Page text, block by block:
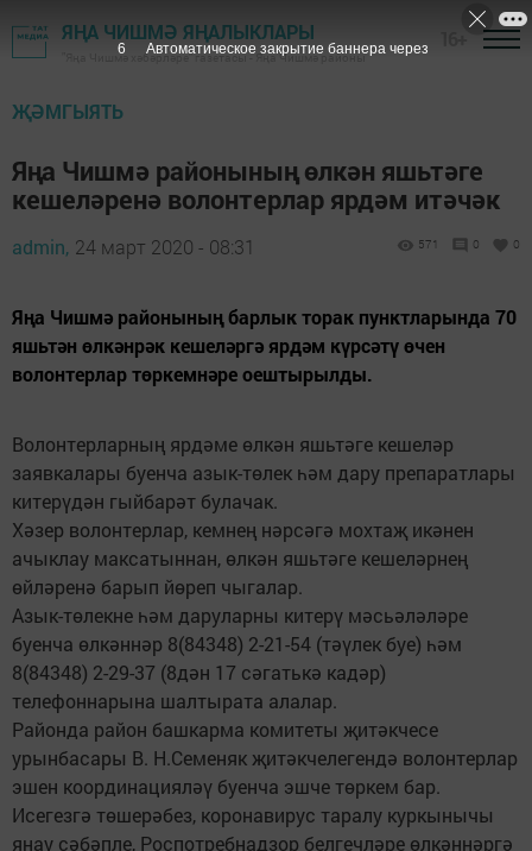
ЯҢА ЧИШМӘ ЯҢАЛЫКЛАРЫ
"Яңа Чишмә хәбәрләре" газетасы - Яңа Чишмә районы
ҖӘМГЫЯТЬ
Яңа Чишмә районының өлкән яшьтәге
кешеләренә волонтерлар ярдәм итәчәк
admin, 24 март 2020 - 08:31 571 0 0
Яңа Чишмә районының барлык торак пунктларында 70
яшьтән өлкәнрәк кешеләргә ярдәм күрсәтү өчен
волонтерлар төркемнәре оештырылды.
Волонтерларның ярдәме өлкән яшьтәге кешеләр
заявкалары буенча азык-төлек һәм дару препаратлары
китерүдән гыйбарәт булачак.
Хәзер волонтерлар, кемнең нәрсәгә мохтаҗ икәнен
ачыклау максатыннан, өлкән яшьтәге кешеләрнең
өйләренә барып йөреп чыгалар.
Азык-төлекне һәм даруларны китерү мәсьәләләре
буенча өлкәннәр 8(84348) 2-21-54 (тәүлек буе) һәм
8(84348) 2-29-37 (8дән 17 сәгатькә кадәр)
телефоннарына шалтырата алалар.
Районда район башкарма комитеты җитәкчесе
урынбасары В. Н.Семеняк җитәкчелегендә волонтерлар
эшен координацияләү буенча эшче төркем бар.
Исегезгә төшерәбез, коронавирус таралу куркынычы
янау сәбәпле, Роспотребнадзор белгечләре өлкәннәргә
5 Автоматическое закрытие баннера через